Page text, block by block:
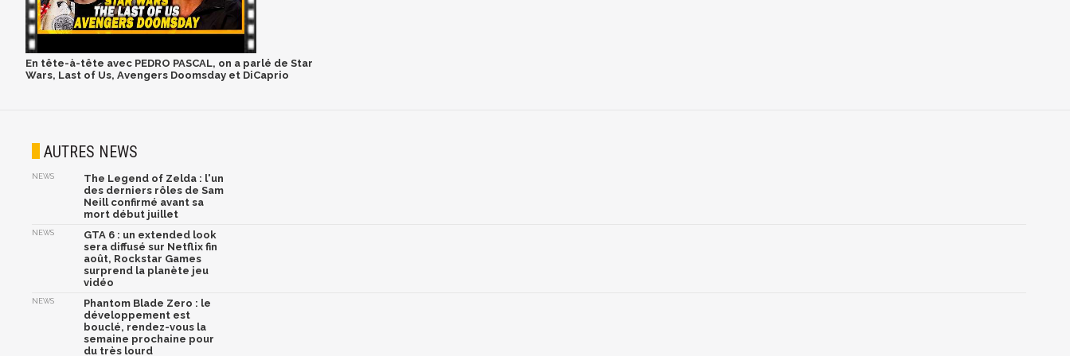
En tête-à-tête avec PEDRO PASCAL, on a parlé de Star
Wars, Last of Us, Avengers Doomsday et DiCaprio
AUTRES NEWS
NEWS
The Legend of Zelda : l'un
des derniers rôles de Sam
Neill confirmé avant sa
mort début juillet
NEWS
GTA 6 : un extended look
sera diffusé sur Netflix fin
août, Rockstar Games
surprend la planète jeu
vidéo
NEWS
Phantom Blade Zero : le
développement est
bouclé, rendez-vous la
semaine prochaine pour
du très lourd